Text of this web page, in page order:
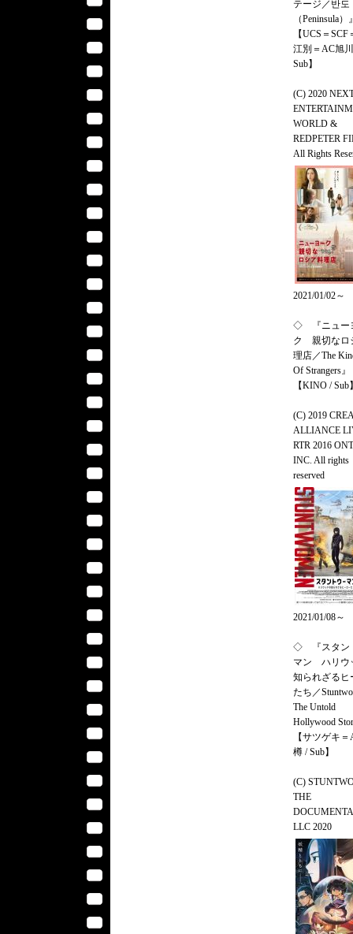
テージ／반도
（Peninsula）
【UCS＝SCF
江別＝AC旭
Sub】
(C) 2020
WORLD &
REDPETER
All Rights
2021/01/02～
◇ 『ニュー
ク 親切なロ
理店／The
Of Strangers』
【KINO / Sub
(C) 2019
ALLIANCE
RTR 2016
INC. All rights
reserved
2021/01/08～
◇ 『スタン
マン ハリウ
知られざるヒ
たち／
The Untold
Hollywood
【サツゲキ
樽 / Sub】
(C)
THE
LLC 2020